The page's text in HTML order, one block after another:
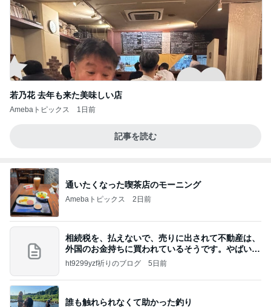
若乃花 去年も来た美味しい店
Amebaトピックス 1日前
記事を読む
通いたくなった喫茶店のモーニング
Amebaトピックス 2日前
相続税を、払えないで、売りに出されて不動産は、
外国のお金持ちに買われているそうです。やばいで
すよ
ht9299yzf祈りのブログ 5日前
誰も触れられなくて助かった釣り